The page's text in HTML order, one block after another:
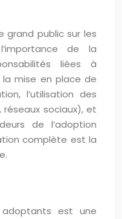
grand public sur les
de la
liées à
la mise en place de
l’utilisation des
sociaux), et
de l’adoption
complète est la
est une